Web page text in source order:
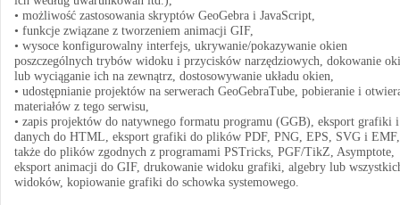
• możliwość zastosowania skryptów GeoGebra i JavaScript,
• funkcje związane z tworzeniem animacji GIF,
• wysoce konfigurowalny interfejs, ukrywanie/pokazywanie okien
poszczególnych trybów widoku i przycisków narzędziowych, dokowanie
lub wyciąganie ich na zewnątrz, dostosowywanie układu okien,
• udostępnianie projektów na serwerach GeoGebraTube, pobieranie i
materiałów z tego serwisu,
• zapis projektów do natywnego formatu programu (GGB), eksport grafiki i
danych do HTML, eksport grafiki do plików PDF, PNG, EPS, SVG i
także do plików zgodnych z programami PSTricks, PGF/TikZ, Asymptote,
eksport animacji do GIF, drukowanie widoku grafiki, algebry lub
widoków, kopiowanie grafiki do schowka systemowego.